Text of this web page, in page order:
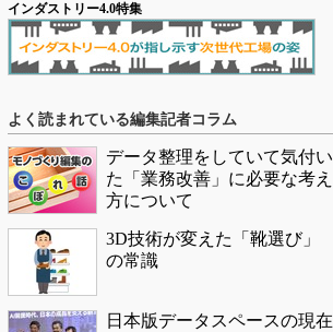
インダストリー4.0特集
よく読まれている編集記者コラム
データ整理をしていて気付い
た「業務改善」に必要な考え
方について
3D技術が変えた「靴選び」
の常識
日本版データスペースの現在